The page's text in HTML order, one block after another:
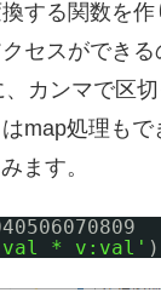
する関数を
セスができる
カンマで区
map処理も
ます。
* v:val' )